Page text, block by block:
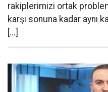
rakiplerimizi ortak
karşı sonuna kadar aynı
[...]